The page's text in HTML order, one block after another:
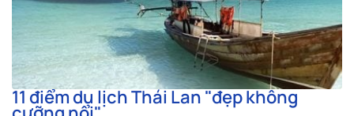
11 điểm du lịch Thái Lan "đẹp không